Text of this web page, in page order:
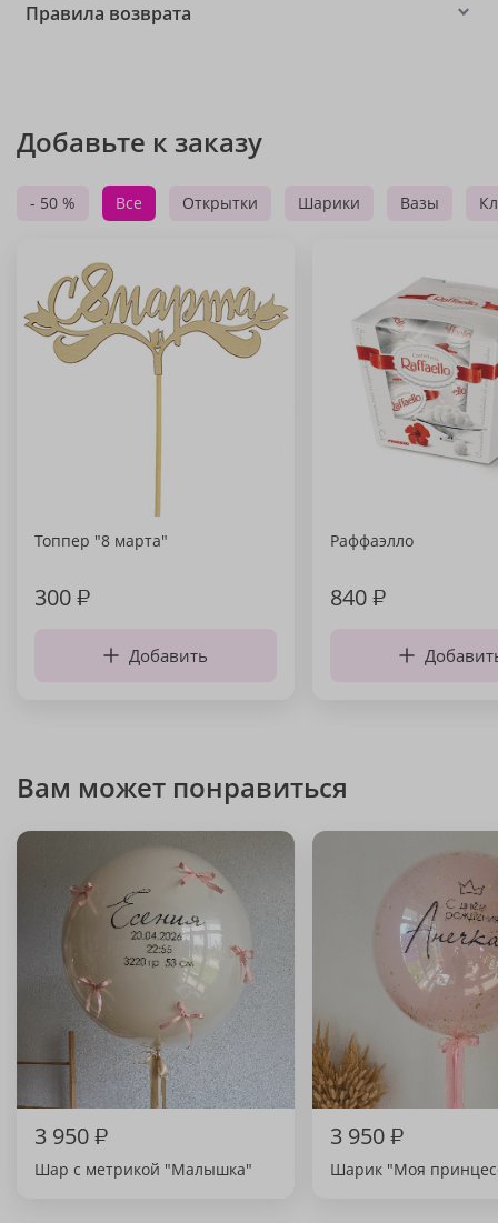
Правила возврата
Добавьте к заказу
- 50 % Все Открытки Шарики Вазы
Топпер "8 марта"
300₽
Добавить
Раффаэлло
840₽
Вам может понравиться
3 950₽
Шар с метрикой "Малышка"
3 950₽
Шарик "Моя